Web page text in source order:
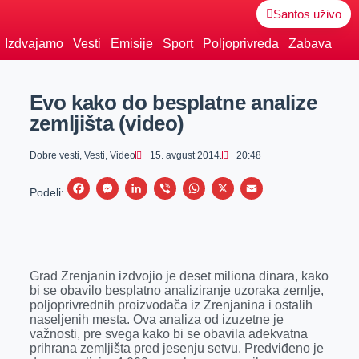
Santos uživo
Izdvajamo Vesti Emisije Sport Poljoprivreda Zabava
Evo kako do besplatne analize
zemljišta (video)
Dobre vesti, Vesti, Video 15. avgust 2014. 20:48
Podeli:
F
b
o
o
k
M
e
n
g
e
L
e
d
I
n
V
r
W
s
A
p
p
X
E
l
Grad Zrenjanin izdvojio je deset miliona dinara, kako
bi se obavilo besplatno analiziranje uzoraka zemlje,
poljoprivrednih proizvođača iz Zrenjanina i ostalih
naseljenih mesta. Ova analiza od izuzetne je
važnosti, pre svega kako bi se obavila adekvatna
prihrana zemljišta pred jesenju setvu. Predviđeno je